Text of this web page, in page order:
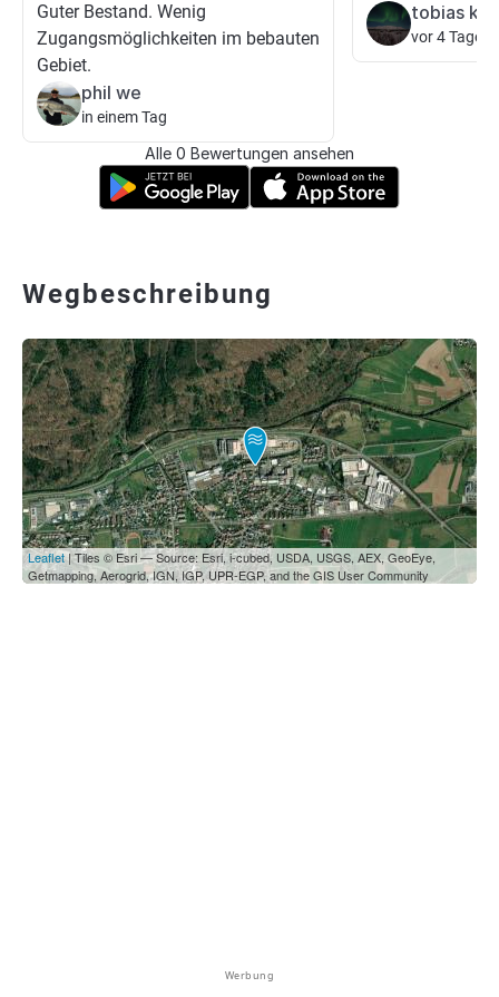
Guter Bestand. Wenig
Zugangsmöglichkeiten im bebauten
Gebiet.
phil we
in einem Tag
tobias
vor 4 Tagen
Alle 0 Bewertungen ansehen
Wegbeschreibung
Leaflet| Tiles © Esri — Source: Esri, i-cubed, USDA, USGS, AEX, GeoEye,
Getmapping, Aerogrid, IGN, IGP, UPR-EGP, and the GIS User Community
Werbung